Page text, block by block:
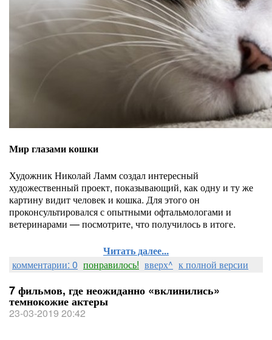
Мир глазами кошки
Художник Николай Ламм создал интересный
художественный проект, показывающий, как одну и ту же
картину видит человек и кошка. Для этого он
проконсультировался с опытными офтальмологами и
ветеринарами — посмотрите, что получилось в итоге.
Читать далее...
комментарии: 0 понравилось! вверх^ к полной версии
7 фильмов, где неожиданно «вклинились»
темнокожие актеры
23-03-2019 20:42